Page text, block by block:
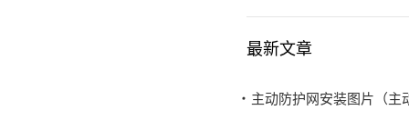
最新文章
主动防护网安装图片（主